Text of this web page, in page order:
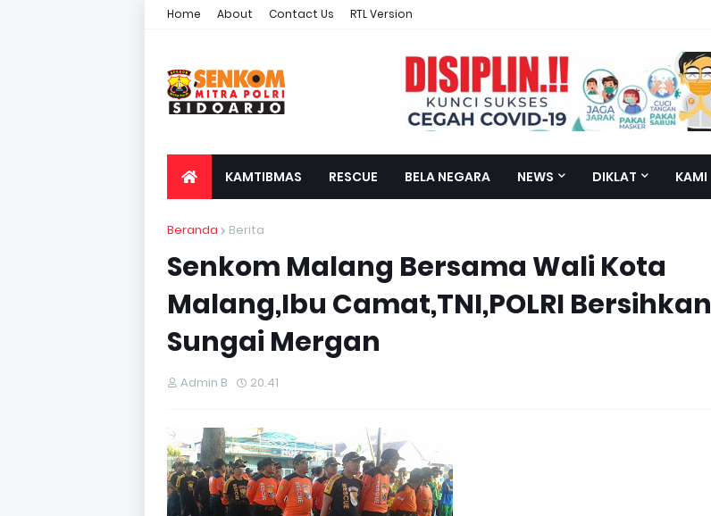
Home About Contact Us RTL Version
KAMTIBMAS RESCUE BELA NEGARA NEWS DIKLAT KAMI
Beranda Berita
Senkom Malang Bersama Wali Kota
Malang,Ibu Camat,TNI,POLRI Bersihkan
Sungai Mergan
Admin B 20.41